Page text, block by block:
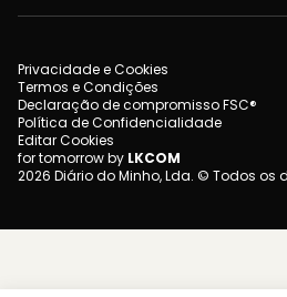
Privacidade e Cookies
Termos e Condições
Declaração de compromisso FSC®
Política de Confidencialidade
Editar Cookies
for tomorrow by LKCOM
2026 Diário do Minho, Lda. © Todos os